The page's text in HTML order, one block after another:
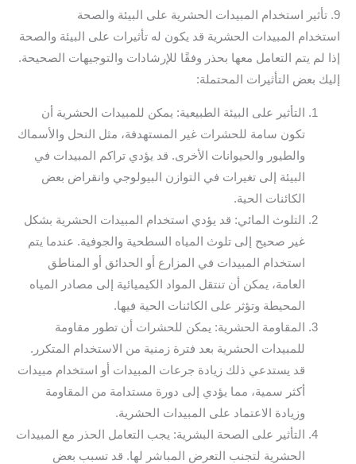
9. تأثير استخدام المبيدات الحشرية على البيئة والصحة
استخدام المبيدات الحشرية قد يكون له تأثيرات على البيئة والصحة
إذا لم يتم التعامل معها بحذر وفقًا للإرشادات والتوجيهات الصحيحة.
إليك بعض التأثيرات المحتملة:
التأثير على البيئة الطبيعية: يمكن للمبيدات الحشرية أن
تكون سامة للحشرات غير المستهدفة، مثل النحل والأسماك
والطيور والحيوانات الأخرى. قد يؤدي تراكم المبيدات في
البيئة إلى تغيرات في التوازن البيولوجي وانقراض بعض
الكائنات الحية.
التلوث المائي: قد يؤدي استخدام المبيدات الحشرية بشكل
غير صحيح إلى تلوث المياه السطحية والجوفية. عندما يتم
استخدام المبيدات في المزارع أو الحدائق أو المناطق
العامة، يمكن أن تنتقل المواد الكيميائية إلى مصادر المياه
المحيطة وتؤثر على الكائنات الحية فيها.
المقاومة الحشرية: يمكن للحشرات أن تطور مقاومة
للمبيدات الحشرية بعد فترة زمنية من الاستخدام المتكرر.
قد يستدعي ذلك زيادة جرعات المبيدات أو استخدام مبيدات
أكثر سمية، مما يؤدي إلى دورة مستدامة من المقاومة
وزيادة الاعتماد على المبيدات الحشرية.
التأثير على الصحة البشرية: يجب التعامل الحذر مع المبيدات
الحشرية لتجنب التعرض المباشر لها. قد تسبب بعض